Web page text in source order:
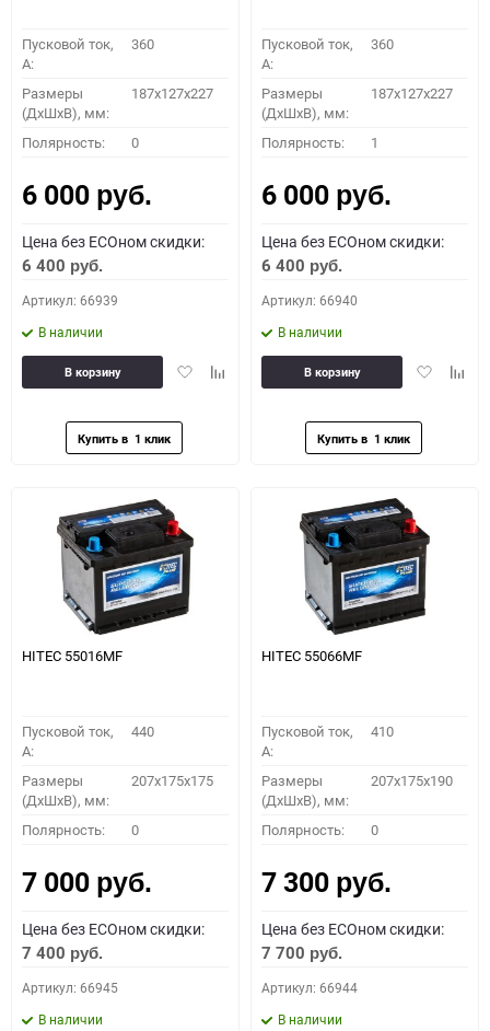
Пусковой ток,
A:
360
Размеры
(ДхШхВ), мм:
187x127x227
Полярность: 0
6 000 руб.
Цена без ECOном скидки:
6 400 руб.
Артикул: 66939
В наличии
ДобавитьДобавить
В корзину
Пусковой ток,
A:
360
Размеры
(ДхШхВ), мм:
187x127x227
Полярность: 1
6 000 руб.
Цена без ECOном скидки:
6 400 руб.
Артикул: 66940
В наличии
Добавить
В корзину
HITEC 55016MF
Пусковой ток,
A:
440
Размеры
(ДхШхВ), мм:
207x175x175
Полярность: 0
7 000 руб.
Цена без ECOном скидки:
7 400 руб.
Артикул: 66945
В наличии
HITEC 55066MF
Пусковой ток,
A:
410
Размеры
(ДхШхВ), мм:
207x175x190
Полярность: 0
7 300 руб.
Цена без ECOном скидки:
7 700 руб.
Артикул: 66944
В наличии